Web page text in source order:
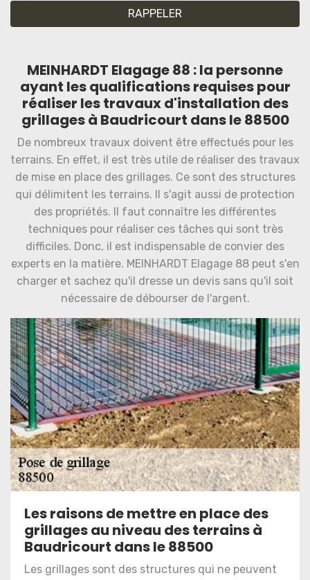
MEINHARDT Elagage 88 : la personne
ayant les qualifications requises pour
réaliser les travaux d'installation des
grillages à Baudricourt dans le 88500
De nombreux travaux doivent être effectués pour les
terrains. En effet, il est très utile de réaliser des travaux
de mise en place des grillages. Ce sont des structures
qui délimitent les terrains. Il s'agit aussi de protection
des propriétés. Il faut connaître les différentes
techniques pour réaliser ces tâches qui sont très
difficiles. Donc, il est indispensable de convier des
experts en la matière. MEINHARDT Elagage 88 peut s'en
charger et sachez qu'il dresse un devis sans qu'il soit
nécessaire de débourser de l'argent.
Les raisons de mettre en place des
grillages au niveau des terrains à
Baudricourt dans le 88500
Les grillages sont des structures qui ne peuvent